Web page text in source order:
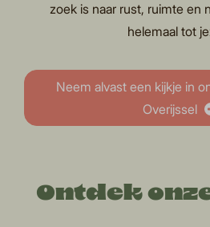
zoek is naar rust, ruimte en
helemaal tot
Neem alvast een kijkje in
Overijssel
Ontdek